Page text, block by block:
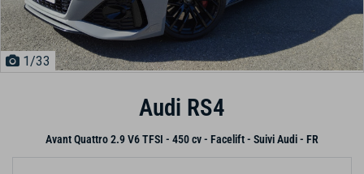
1/33
Audi RS4
Avant Quattro 2.9 V6 TFSI - 450 cv - Facelift - Suivi Audi - FR